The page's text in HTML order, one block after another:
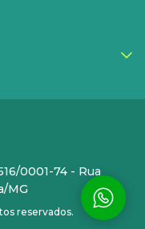
Premium
0001-74 - Rua
MG
reservados.